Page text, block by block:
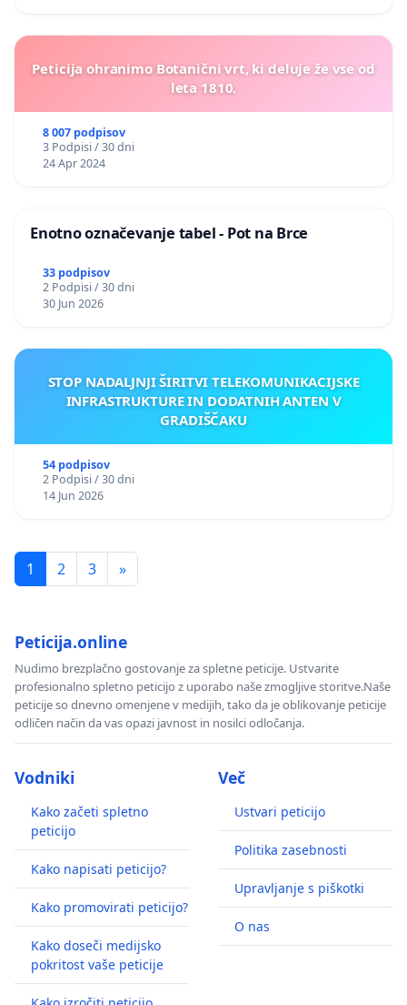
Peticija ohranimo Botanični vrt, ki deluje že vse od
leta 1810.
8 007 podpisov
3 Podpisi / 30 dni
24 Apr 2024
Enotno označevanje tabel - Pot na Brce
33 podpisov
2 Podpisi / 30 dni
30 Jun 2026
STOP NADALJNJI ŠIRITVI TELEKOMUNIKACIJSKE
INFRASTRUKTURE IN DODATNIH ANTEN V
GRADIŠČAKU
54 podpisov
2 Podpisi / 30 dni
14 Jun 2026
1 2 3 »
Peticija.online
Nudimo brezplačno gostovanje za spletne peticije. Ustvarite
profesionalno spletno peticijo z uporabo naše zmogljive storitve.Naše
peticije so dnevno omenjene v medijih, tako da je oblikovanje peticije
odličen način da vas opazi javnost in nosilci odločanja.
Vodniki
Kako začeti spletno
peticijo
Kako napisati peticijo?
Kako promovirati peticijo?
Kako doseči medijsko
pokritost vaše peticije
Več
Ustvari peticijo
Politika zasebnosti
Upravljanje s piškotki
O nas